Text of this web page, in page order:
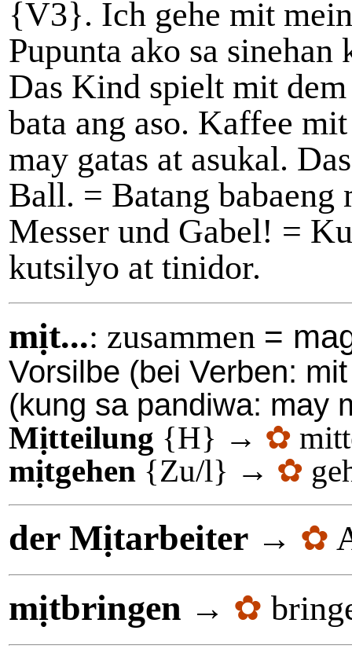
{V3}. Ich gehe mit
Pupunta ako sa sinehan
Das Kind spielt mit
bata ang aso. Kaffee
may gatas at asukal.
Ball. = Batang babaeng
Messer und Gabel! =
kutsilyo at tinidor.
mịt...: zusammen =
Vorsilbe (bei Verben:
(kung sa pandiwa: may
Mịtteilung {H} → ✿
mịtgehen {Zu/l} → ✿
der Mịtarbeiter → ✿
mịtbringen → ✿